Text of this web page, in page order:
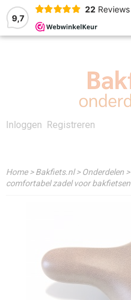
9,7
22 Reviews
Inloggen Registreren
Home>Bakfiets.nl> Onderdelen >
comfortabel zadel voor bakfietsen